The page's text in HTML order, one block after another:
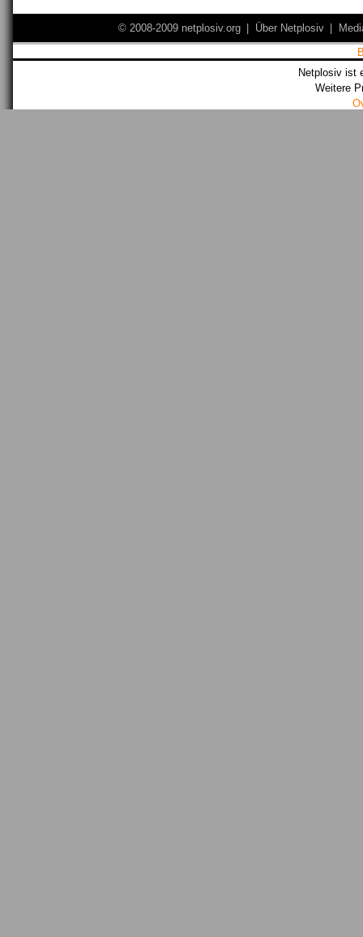
© 2008-2009 netplosiv.org Über Netplosiv
Netplosiv ist
Weitere